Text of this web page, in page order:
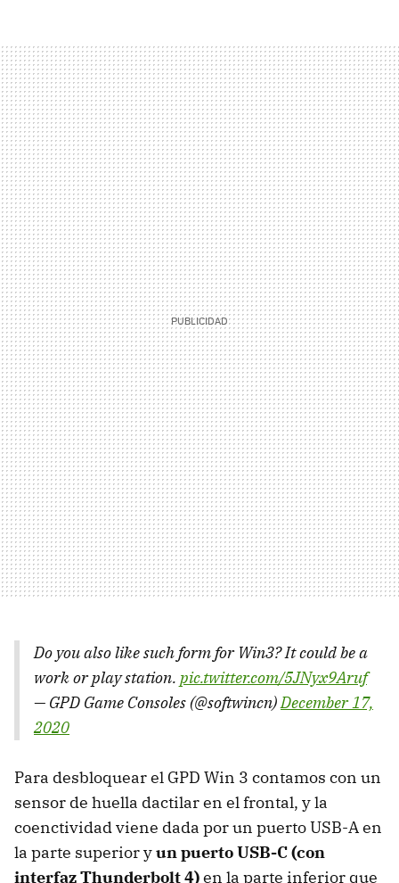
Do you also like such form for Win3? It could be a
work or play station. pic.twitter.com/5JNyx9Aruf
— GPD Game Consoles (@softwincn)December 17,
2020
Para desbloquear el GPD Win 3 contamos con un
sensor de huella dactilar en el frontal, y la
coenctividad viene dada por un puerto USB-A en
la parte superior yun puerto USB-C (con
interfaz Thunderbolt 4)en la parte inferior que